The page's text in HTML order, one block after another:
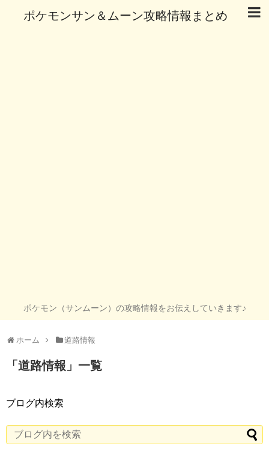
ポケモンサン＆ムーン攻略情報まとめ
ポケモン（サンムーン）の攻略情報をお伝えしていきます♪
ホーム 道路情報
「 道路情報 」 一覧
ブログ内検索